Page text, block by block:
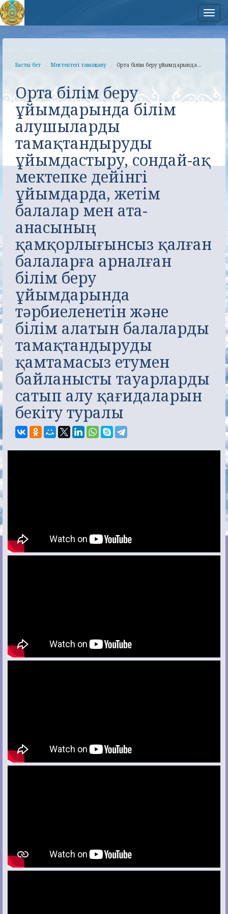
Басты бет Мектептегі тамақтану Орта білім беру ұйымдарында...
Орта білім беру
ұйымдарында білім
алушыларды
тамақтандыруды
ұйымдастыру, сондай-ақ
мектепке дейінгі
ұйымдарда, жетім
балалар мен ата-
анасының
қамқорлығынсыз қалған
балаларға арналған
білім беру
ұйымдарында
тәрбиеленетін және
білім алатын балаларды
тамақтандыруды
қамтамасыз етумен
байланысты тауарларды
сатып алу қағидаларын
бекіту туралы